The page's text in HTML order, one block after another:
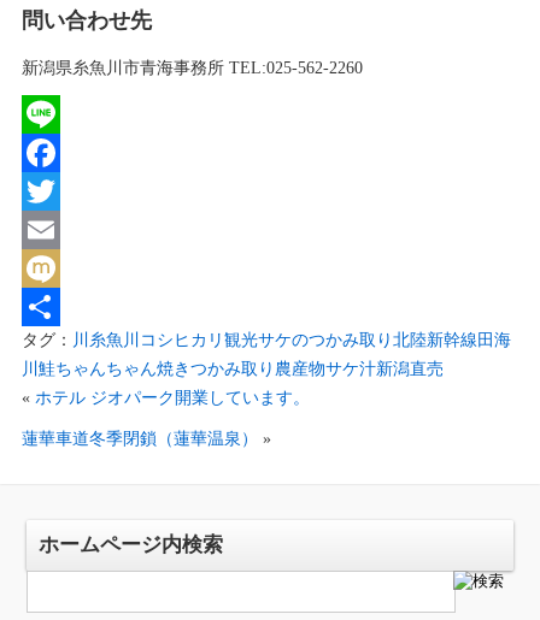
問い合わせ先
新潟県糸魚川市青海事務所 TEL:025-562-2260
Line
Facebook
Twitter
Email
Mixi
共
タグ： 川 糸魚川 コシヒカリ 観光サケのつかみ取り 北陸新幹線 田海
川 鮭ちゃんちゃん焼き つかみ取り 農産物サケ汁新潟直売
« ホテル ジオパーク開業しています。
蓮華車道冬季閉鎖（蓮華温泉） »
ホームページ内検索